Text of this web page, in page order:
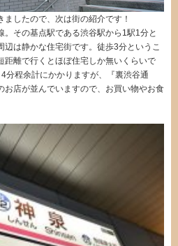
したので、次は街の紹介です！
その基点駅である渋谷駅から1駅1分と
は静かな住宅街です。徒歩3分というこ
距離で行くとほぼ住宅しか無いくらいで
分程余計にかかりますが、『裏渋谷通
お店が並んでいますので、お買い物やお食